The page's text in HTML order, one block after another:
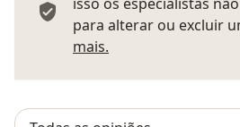
isso os especialistas
para alterar ou excluir
mais.